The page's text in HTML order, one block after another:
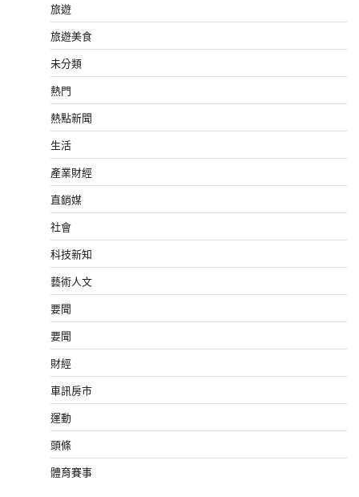
旅遊
旅遊美食
未分類
熱門
熱點新聞
生活
產業財經
直銷媒
社會
科技新知
藝術人文
要聞
要聞
財經
車訊房市
運動
頭條
體育賽事